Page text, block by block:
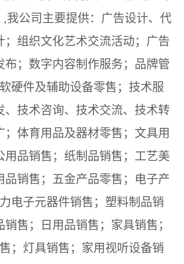
,我公司主要提供：广告设计、代
；组织文化艺术交流活动；广告
布；数字内容制作服务；品牌管
硬件及辅助设备零售；技术服
、技术咨询、技术交流、技术转
；体育用品及器材零售；文具用
用品销售；纸制品销售；工艺美
品销售；五金产品零售；电子产
电子元器件销售；塑料制品销
售；日用品销售；家具销售；
；灯具销售；家用视听设备销